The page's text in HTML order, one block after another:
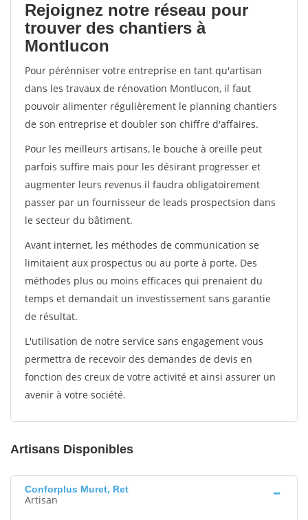
Rejoignez notre réseau pour
trouver des chantiers à
Montlucon
Pour pérénniser votre entreprise en tant qu'artisan
dans les travaux de rénovation Montlucon, il faut
pouvoir alimenter régulièrement le planning chantiers
de son entreprise et doubler son chiffre d'affaires.
Pour les meilleurs artisans, le bouche à oreille peut
parfois suffire mais pour les désirant progresser et
augmenter leurs revenus il faudra obligatoirement
passer par un fournisseur de leads prospectsion dans
le secteur du bâtiment.
Avant internet, les méthodes de communication se
limitaient aux prospectus ou au porte à porte. Des
méthodes plus ou moins efficaces qui prenaient du
temps et demandait un investissement sans garantie
de résultat.
L'utilisation de notre service sans engagement vous
permettra de recevoir des demandes de devis en
fonction des creux de votre activité et ainsi assurer un
avenir à votre société.
Artisans Disponibles
Conforplus Muret, Ret
Artisan